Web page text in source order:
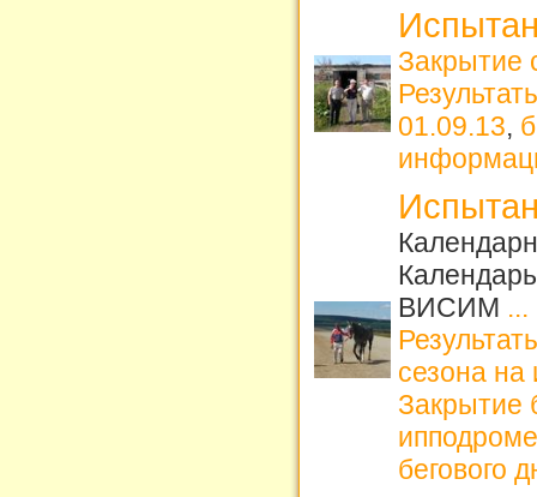
Закрытие
01.09.13,
ВИСИМ ...
сезона
Закрытие
бегового